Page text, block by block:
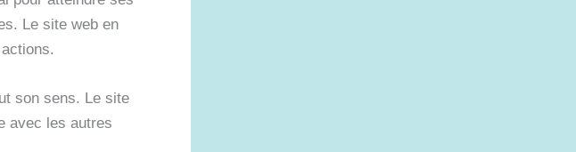
Le site web en
son sens. Le site
avec les autres